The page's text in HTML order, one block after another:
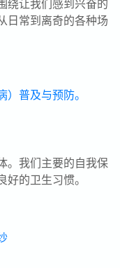
绕让我们感到兴奋的
日常到离奇的各种场
。我们主要的自我保
的卫生习惯。